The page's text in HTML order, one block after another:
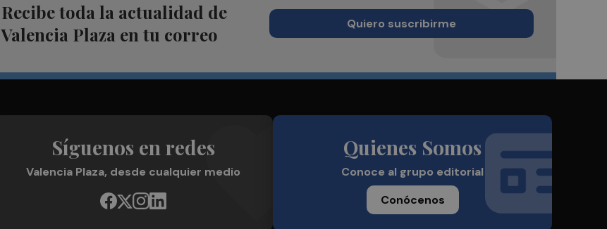
Recibe toda la actualidad de
Valencia Plaza en tu correo
Quiero suscribirme
Síguenos en redes
Valencia Plaza, desde cualquier medio
Quienes Somos
Conoce al grupo editorial
Conócenos